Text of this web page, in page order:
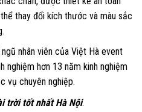
thay đổi kích thước và màu sắc
nhân viên của Việt Hà event
nghiệm hơn 13 năm kinh nghiệm
vụ chuyên nghiệp.
trời tốt nhất Hà Nội.